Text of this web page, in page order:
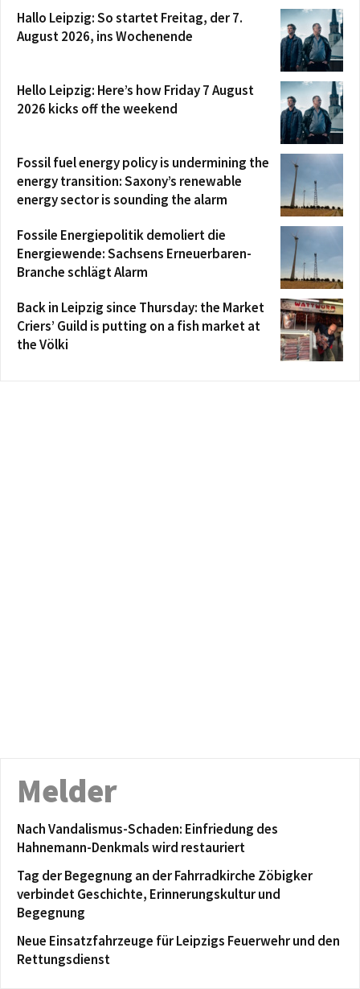
Hallo Leipzig: So startet Freitag, der 7.
August 2026, ins Wochenende
Hello Leipzig: Here’s how Friday 7 August
2026 kicks off the weekend
Fossil fuel energy policy is undermining the
energy transition: Saxony’s renewable
energy sector is sounding the alarm
Fossile Energiepolitik demoliert die
Energiewende: Sachsens Erneuerbaren-
Branche schlägt Alarm
Back in Leipzig since Thursday: the Market
Criers’ Guild is putting on a fish market at
the Völki
Melder
Nach Vandalismus-Schaden: Einfriedung des
Hahnemann-Denkmals wird restauriert
Tag der Begegnung an der Fahrradkirche Zöbigker
verbindet Geschichte, Erinnerungskultur und
Begegnung
Neue Einsatzfahrzeuge für Leipzigs Feuerwehr und den
Rettungsdienst